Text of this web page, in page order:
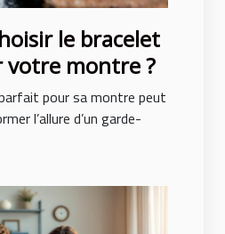
le bracelet
montre ?
pour sa montre peut
l’allure d’un garde-